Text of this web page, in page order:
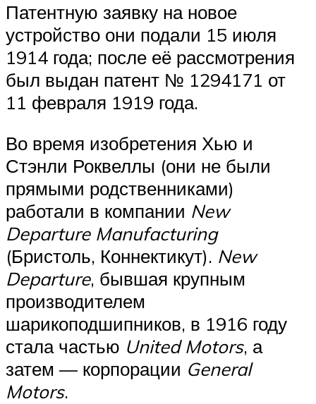
Патентную заявку на новое
устройство они подали 15 июля
1914 года; после её рассмотрения
был выдан патент № 1294171 от
11 февраля 1919 года.
Во время изобретения Хью и
Стэнли Роквеллы (они не были
прямыми родственниками)
работали в компании New
Departure Manufacturing
(Бристоль, Коннектикут). New
Departure, бывшая крупным
производителем
шарикоподшипников, в 1916 году
стала частью United Motors, а
затем — корпорации General
Motors.